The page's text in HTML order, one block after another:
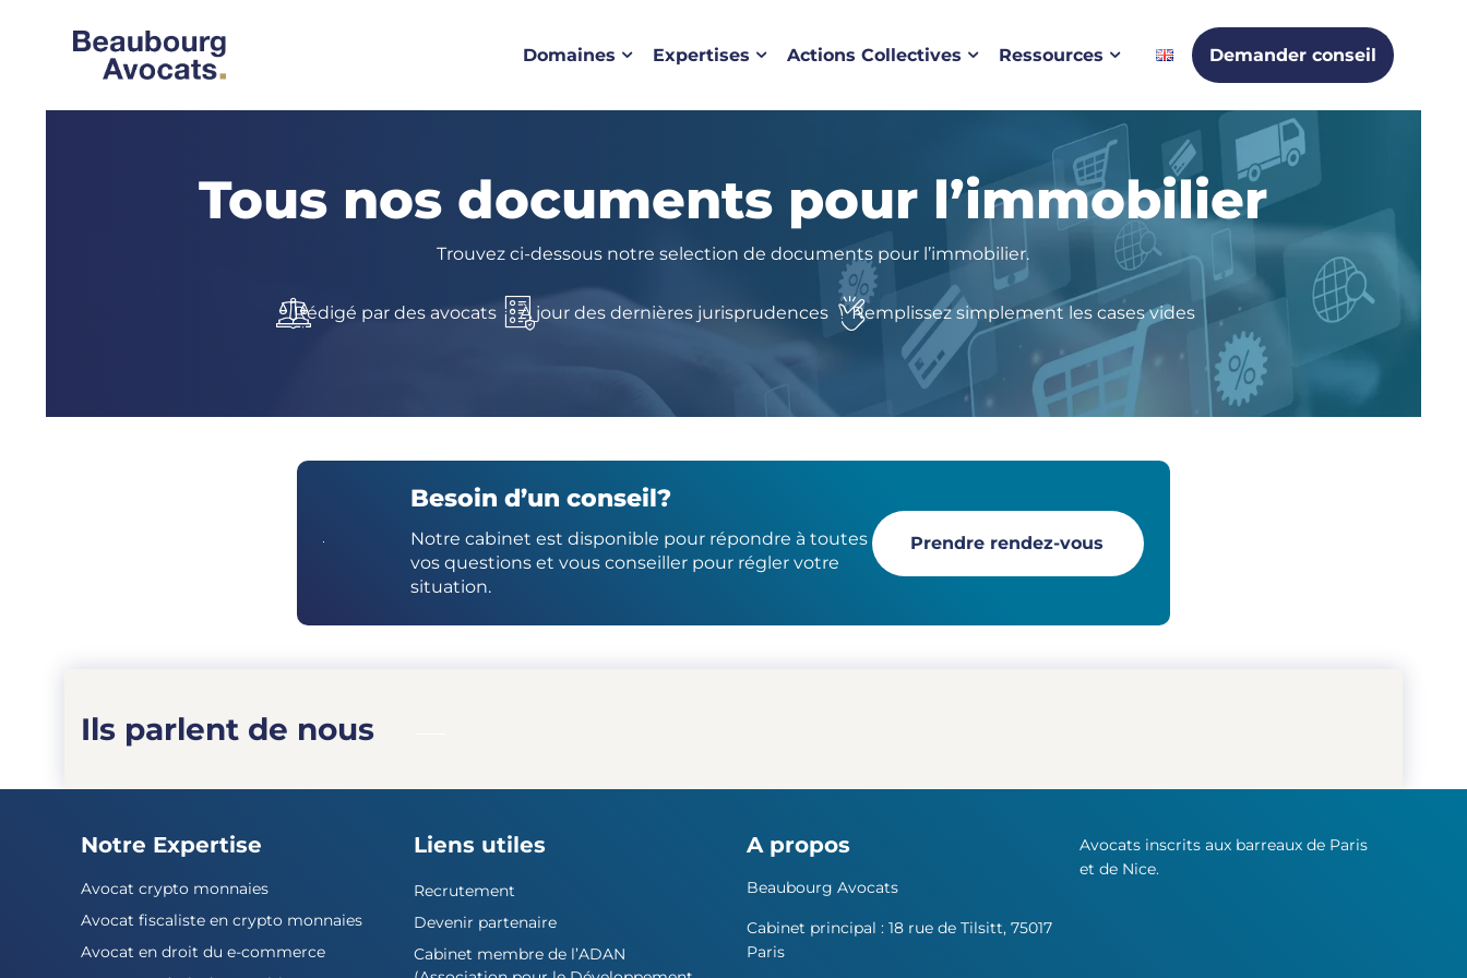
Domaines Expertises Actions Collectives Ressources Demander conseil
Tous nos documents pour l’immobilier
Trouvez ci-dessous notre selection de documents pour l’immobilier.
Rédigé par des avocats À jour des dernières jurisprudences Remplissez simplement les cases vides
Besoin d’un conseil?
Notre cabinet est disponible pour répondre à toutes
vos questions et vous conseiller pour régler votre
situation.
Prendre rendez-vous
Ils parlent de nous
Notre Expertise
Avocat crypto monnaies
Avocat fiscaliste en crypto monnaies
Avocat en droit du e-commerce
Liens utiles
Recrutement
Devenir partenaire
Cabinet membre de l’ADAN
A propos
Beaubourg Avocats
Cabinet principal : 18 rue de Tilsitt, 75017
Paris
Avocats inscrits aux barreaux de Paris
et de Nice.